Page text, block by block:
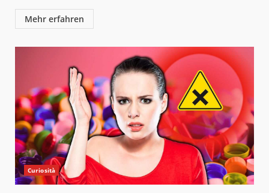
Mehr erfahren
Curiosità